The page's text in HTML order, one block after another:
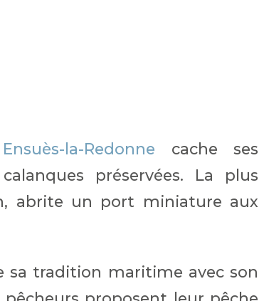
Ensuès-la-Redonne cache ses
préservées. La plus
abrite un port miniature aux
sa tradition maritime avec son